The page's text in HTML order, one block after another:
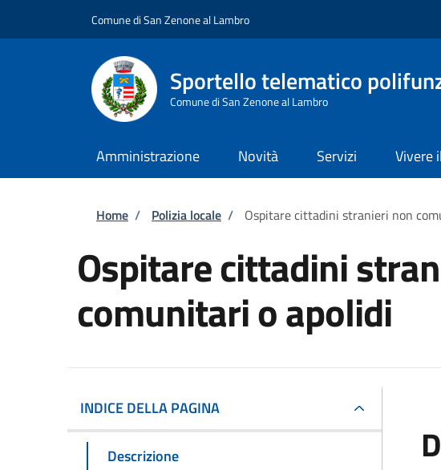
Comune di San Zenone al Lambro
Sportello telematico
Comune di San Zenone al Lambro
Amministrazione Novità Servizi Vivere
Briciole di pane
Home / Polizia locale / Ospitare cittadini stranieri non
Ospitare cittadini
comunitari o apolidi
INDICE DELLA PAGINA
Descrizione